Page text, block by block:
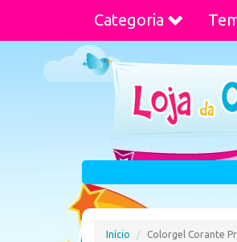
Categoria
Início Colorgel Corante